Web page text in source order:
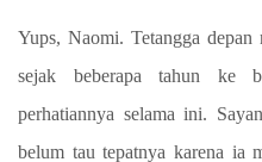
Yups, Naomi. Tetangga depan
sejak beberapa tahun ke
perhatiannya selama ini.
belum tau tepatnya karena ia